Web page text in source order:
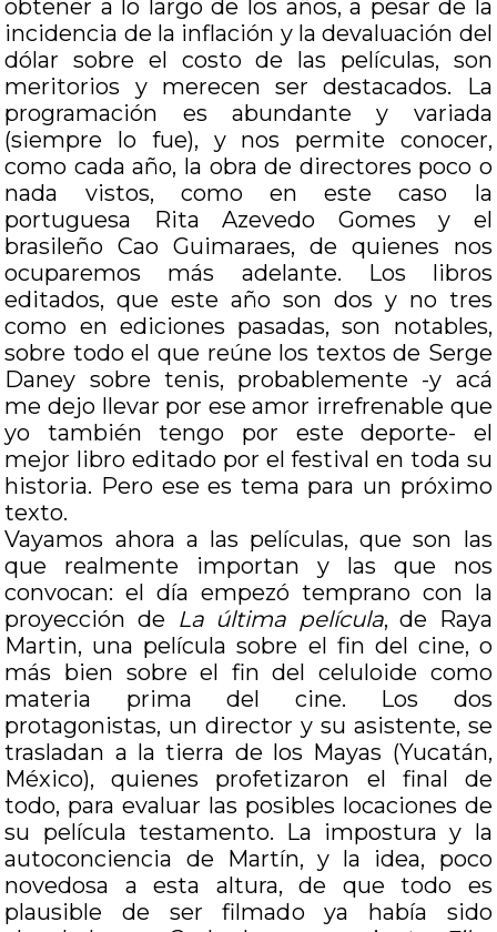
obtener a lo largo de los años, a pesar de la
incidencia de la inflación y la devaluación del
dólar sobre el costo de las películas, son
meritorios y merecen ser destacados. La
programación es abundante y variada
(siempre lo fue), y nos permite conocer,
como cada año, la obra de directores poco o
nada vistos, como en este caso la
portuguesa Rita Azevedo Gomes y el
brasileño Cao Guimaraes, de quienes nos
ocuparemos más adelante. Los libros
editados, que este año son dos y no tres
como en ediciones pasadas, son notables,
sobre todo el que reúne los textos de Serge
Daney sobre tenis, probablemente -y acá
me dejo llevar por ese amor irrefrenable que
yo también tengo por este deporte- el
mejor libro editado por el festival en toda su
historia. Pero ese es tema para un próximo
texto.
Vayamos ahora a las películas, que son las
que realmente importan y las que nos
convocan: el día empezó temprano con la
proyección de La última película, de Raya
Martin, una película sobre el fin del cine, o
más bien sobre el fin del celuloide como
materia prima del cine. Los dos
protagonistas, un director y su asistente, se
trasladan a la tierra de los Mayas (Yucatán,
México), quienes profetizaron el final de
todo, para evaluar las posibles locaciones de
su película testamento. La impostura y la
autoconciencia de Martín, y la idea, poco
novedosa a esta altura, de que todo es
plausible de ser filmado ya había sido